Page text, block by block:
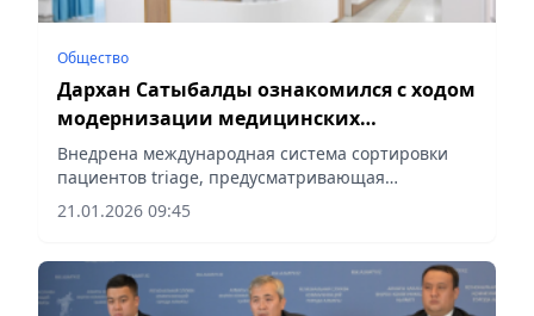
Общество
Дархан Сатыбалды ознакомился с ходом
модернизации медицинских
учреждений Алматы
Внедрена международная система сортировки
пациентов triage, предусматривающая
разделение потоков на красную, желтую и
зеленую зоны, сообщает Vecher.kz.
21.01.2026 09:45